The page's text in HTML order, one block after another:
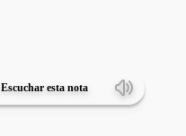
Escuchar esta nota